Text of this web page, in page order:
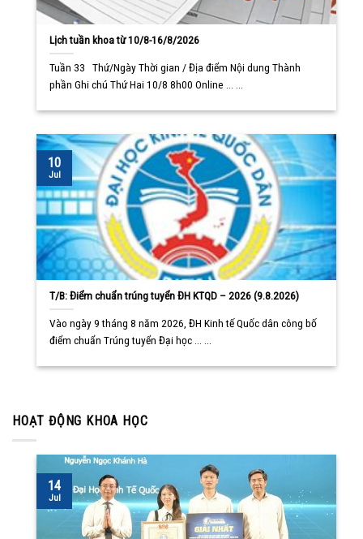
Lịch tuần khoa từ 10/8-16/8/2026
Tuần 33 Thứ/Ngày Thời gian / Địa điểm Nội dung Thành
phần Ghi chú Thứ Hai 10/8 8h00 Online ... ...
T/B: Điểm chuẩn trúng tuyển ĐH KTQD – 2026 (9.8.2026)
Vào ngày 9 tháng 8 năm 2026, ĐH Kinh tế Quốc dân công bố
điểm chuẩn Trúng tuyển Đại học ... ...
10
Jul
HOẠT ĐỘNG KHOA HỌC
14
Jul